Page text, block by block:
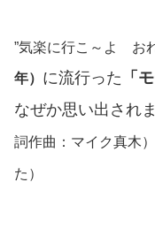
”気楽に行こ～よ お
年） に流行った 「
なぜか思い出され
詞作曲：マイク真木
た）